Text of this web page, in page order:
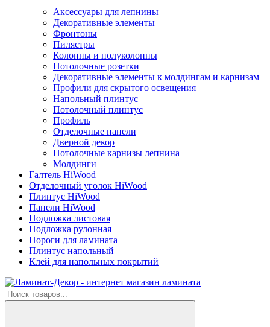
Аксессуары для лепнины
Декоративные элементы
Фронтоны
Пилястры
Колонны и полуколонны
Потолочные розетки
Декоративные элементы к молдингам и карнизам
Профили для скрытого освещения
Напольный плинтус
Потолочный плинтус
Профиль
Отделочные панели
Дверной декор
Потолочные карнизы лепнина
Молдинги
Галтель HiWood
Отделочный уголок HiWood
Плинтус HiWood
Панели HiWood
Подложка листовая
Подложка рулонная
Пороги для ламината
Плинтус напольный
Клей для напольных покрытий